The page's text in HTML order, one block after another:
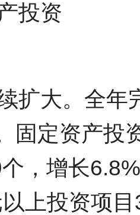
投资
扩大。全年
固定资产投
，增长
上投资项